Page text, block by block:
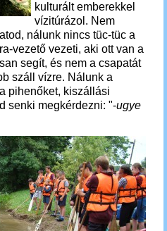
kulturált emberekkel
vízitúrázol. Nem
nálunk nincs tüc-tüc a
vezető vezeti, aki ott van a
segít, és nem a csapatát
száll vízre. Nálunk a
pihenőket, kiszállási
senki megkérdezni: "-ugye